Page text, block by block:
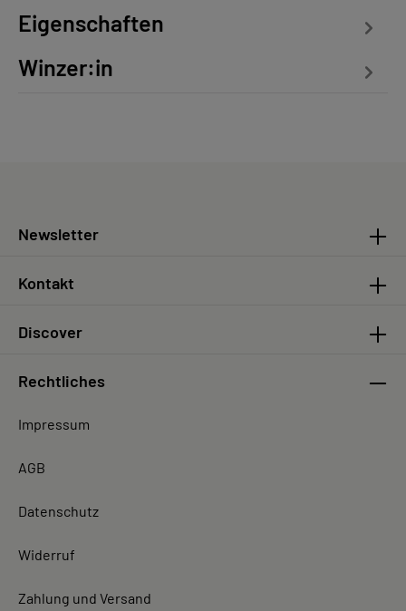
Eigenschaften
Winzer:in
Newsletter
Discover
Kontakt
Rechtliches
Impressum
AGB
Datenschutz
Widerruf
Zahlung und Versand